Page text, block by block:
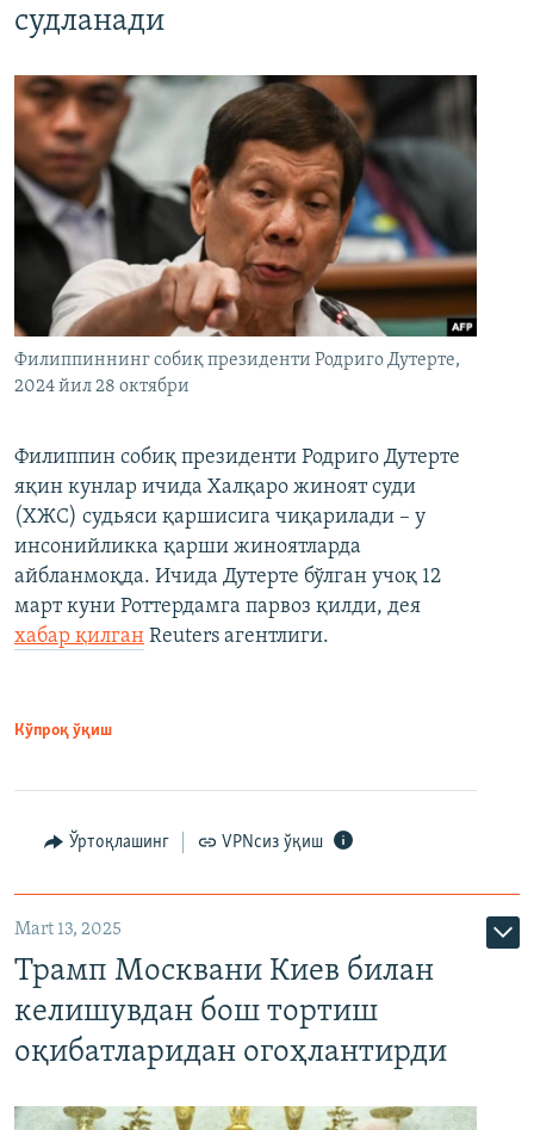
судланади
Филиппиннинг собиқ президенти Родриго Дутерте,
2024 йил 28 октябри
Филиппин собиқ президенти Родриго Дутерте
яқин кунлар ичида Халқаро жиноят суди
(ХЖС) судьяси қаршисига чиқарилади – у
инсонийликка қарши жиноятларда
айбланмоқда. Ичида Дутерте бўлган учоқ 12
март куни Роттердамга парвоз қилди, дея
хабар қилган Reuters агентлиги.
Кўпроқ ўқиш
Ўртоқлашинг VPNсиз ўқиш
Mart 13, 2025
Трамп Москвани Киев билан
келишувдан бош тортиш
оқибатларидан огоҳлантирди